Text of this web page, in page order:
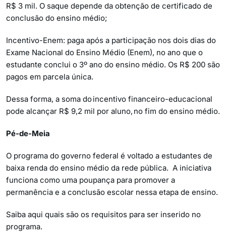
R$ 3 mil. O saque depende da obtenção de certificado de
conclusão do ensino médio;
Incentivo-Enem: paga após a participação nos dois dias do
Exame Nacional do Ensino Médio (Enem), no ano que o
estudante conclui o 3º ano do ensino médio. Os R$ 200 são
pagos em parcela única.
Dessa forma, a soma do incentivo financeiro-educacional
pode alcançar R$ 9,2 mil por aluno, no fim do ensino médio.
Pé-de-Meia
O programa do governo federal é voltado a estudantes de
baixa renda do ensino médio da rede pública. A iniciativa
funciona como uma poupança para promover a
permanência e a conclusão escolar nessa etapa de ensino.
Saiba aqui quais são os requisitos para ser inserido no
programa.